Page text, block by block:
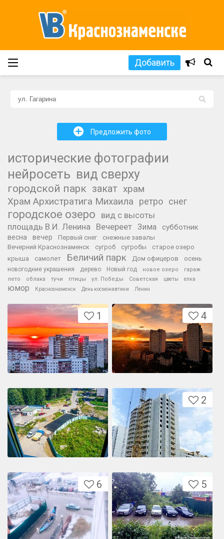
Добавить
+ Предложить фото
L
исторические фотографии
нейросеть вид сверху
городской парк закат храм
Храм Архистратига Михаила
ретро снег
городское озеро
вид с высоты
площадь В.И. Ленина
Вечереет Зима субботник
весна вечер Первый снег
снежные завалы
Вечерний Краснознаменск
сугроб сугробы
старое озеро
крыша
самолет Беличий парк Дом офицеров осень
новогодние украшения дерево Новый год новое озеро
гараж
лето
облака тучи птицы ул. Победы Советская цветы елка
юмор Краснознаменск День космонавтики Ленин
1 4
2
6 5